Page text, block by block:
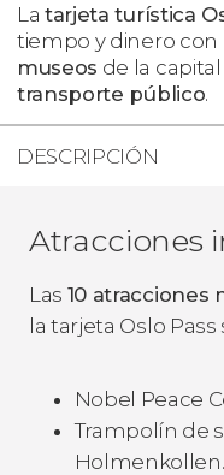
Latarjeta turística
tiempo y dinero con
museos de la
transporte público.
DESCRIPCIÓN
Atracciones
Las 10 atracciones
la tarjeta Oslo
Nobel Peace
Trampolín de
Holmenkollen.